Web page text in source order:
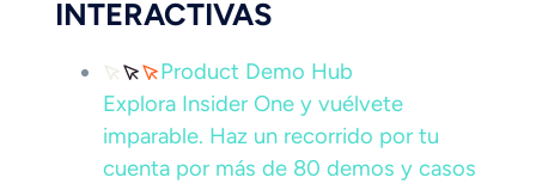
INTERACTIVAS
Product Demo Hub
Explora Insider One y vuélvete
imparable. Haz un recorrido por tu
cuenta por más de 80 demos y casos